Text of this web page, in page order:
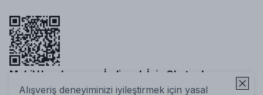
Alışveriş deneyiminizi iyileştirmek için yasal
Mobil Uygulamamızı İndirmek İçin Okutun!